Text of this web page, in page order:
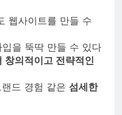
웹사이트를 만들 수
을 뚝딱 만들 수 있다
창의적이고 전략적인
드 경험 같은 섬세한